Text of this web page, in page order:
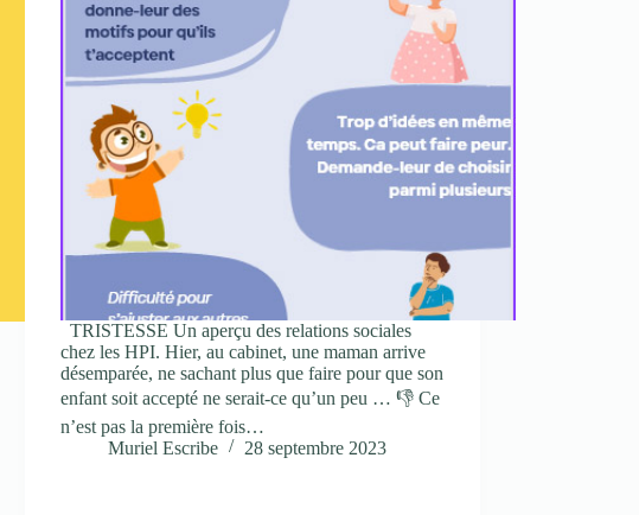
TRISTESSE Un aperçu des relations sociales
chez les HPI. Hier, au cabinet, une maman arrive
désemparée, ne sachant plus que faire pour que son
enfant soit accepté ne serait-ce qu’un peu … 👎 Ce
n’est pas la première fois…
Muriel Escribe
28 septembre 2023